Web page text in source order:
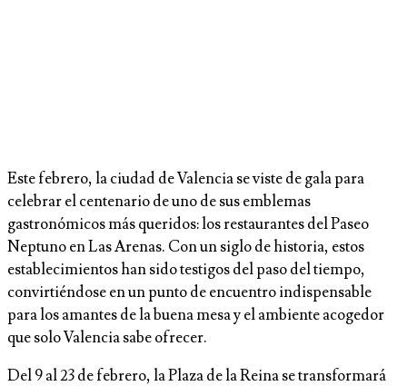
Este febrero, la ciudad de Valencia se viste de gala para
celebrar el centenario de uno de sus emblemas
gastronómicos más queridos: los restaurantes del Paseo
Neptuno en Las Arenas. Con un siglo de historia, estos
establecimientos han sido testigos del paso del tiempo,
convirtiéndose en un punto de encuentro indispensable
para los amantes de la buena mesa y el ambiente acogedor
que solo Valencia sabe ofrecer.
Del 9 al 23 de febrero, la Plaza de la Reina se transformará